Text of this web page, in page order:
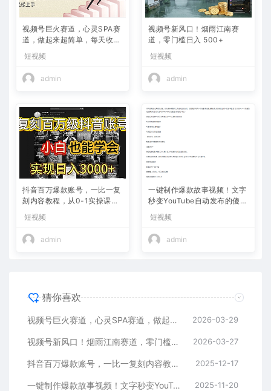
视频号巨火赛道，心灵SPA赛
道，做起来超简单，每天收益
800+
短视频
admin
视频号新风口！烟雨江南赛
道，零门槛日入 500+
短视频
admin
抖音百万爆款账号，一比一复
刻内容教程，从0-1实操课，
入10w+
短视频
admin
一键制作爆款故事视频！文字
秒变YouTube自动发布的傻瓜
短视频
admin
猜你喜欢
视频号巨火赛道，心灵SPA赛道，做起来超简单，每天收益800+ 2026-03-29
视频号新风口！烟雨江南赛道，零门槛日入 500+ 2026-03-27
抖音百万爆款账号，一比一复刻内容教程，从0-1实操课，小白也能学会，复制爆款，月入10w+ 2025-12-17
一键制作爆款故事视频！文字秒变YouTube自动发布的傻瓜式教程 2025-11-20